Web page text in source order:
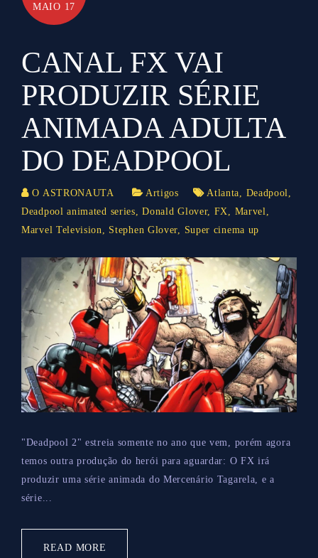
MAIO 17
CANAL FX VAI
PRODUZIR SÉRIE
ANIMADA ADULTA
DO DEADPOOL
O ASTRONAUTA Artigos Atlanta Deadpool
Deadpool animated series ,Donald Glover, FX Marvel
Marvel Television
Stephen Glover Super cinema up
"Deadpool 2" estreia somente no ano que vem, porém agora
temos outra produção do herói para aguardar: O FX irá
produzir uma série animada do Mercenário Tagarela, e a
série...
READ MORE